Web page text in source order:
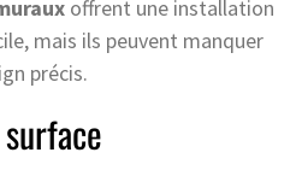
offrent une installation
mais ils peuvent manquer
précis.